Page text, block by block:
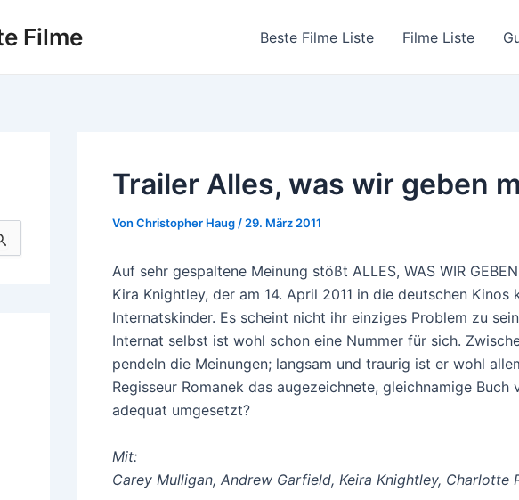
Filme Beste Filme Liste Filme Liste
Trailer Alles, was wir geben
Von Christopher Haug / 29. März 2011
Auf sehr gespaltene Meinung stößt ALLES, WAS WIR
Kira Knightley, der am 14. April 2011 in die deutschen
Internatskinder. Es scheint nicht ihr einziges Problem zu
Internat selbst ist wohl schon eine Nummer für sich.
pendeln die Meinungen; langsam und traurig ist er wohl
Regisseur Romanek das augezeichnete, gleichnamige
adequat umgesetzt?
Mit:
Carey Mulligan, Andrew Garfield, Keira Knightley, Charlotte